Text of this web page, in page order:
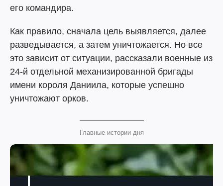
его командира.
Как правило, сначала цель выявляется, далее
разведывается, а затем уничтожается. Но все
это зависит от ситуации, рассказали военные из
24-й отдельной механизированной бригады
имени короля Даниила, которые успешно
уничтожают орков.
Главные истории дня